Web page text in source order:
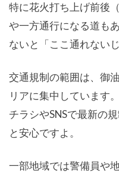
特に花火打ち上げ前後
や一方通行になる道も
ないと「ここ通れない
交通規制の範囲は、御
リアに集中しています
チラシやSNSで最新の
と安心ですよ。
一部地域では警備員や